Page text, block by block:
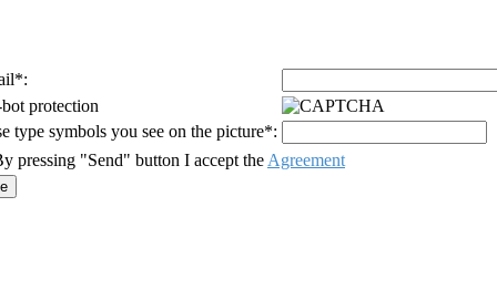
*:
protection
type symbols you see on the picture*:
pressing "Send" button I accept the Agreement